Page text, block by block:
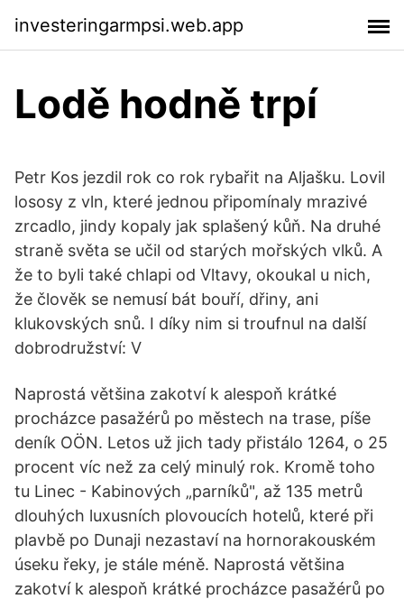
investeringarmpsi.web.app
Lodě hodně trpí
Petr Kos jezdil rok co rok rybařit na Aljašku. Lovil
lososy z vln, které jednou připomínaly mrazivé
zrcadlo, jindy kopaly jak splašený kůň. Na druhé
straně světa se učil od starých mořských vlků. A
že to byli také chlapi od Vltavy, okoukal u nich,
že člověk se nemusí bát bouří, dřiny, ani
klukovských snů. I díky nim si troufnul na další
dobrodružství: V
Naprostá většina zakotví k alespoň krátké
procházce pasažérů po městech na trase, píše
deník OÖN. Letos už jich tady přistálo 1264, o 25
procent víc než za celý minulý rok. Kromě toho
tu Linec - Kabinových „parníků", až 135 metrů
dlouhých luxusních plovoucích hotelů, které při
plavbě po Dunaji nezastaví na hornorakouském
úseku řeky, je stále méně. Naprostá většina
zakotví k alespoň krátké procházce pasažérů po